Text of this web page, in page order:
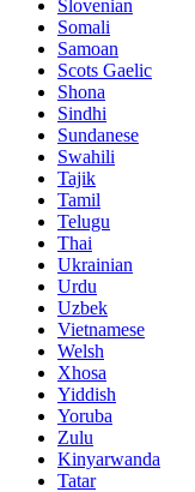
Slovenian
Somali
Samoan
Scots Gaelic
Shona
Sindhi
Sundanese
Swahili
Tajik
Tamil
Telugu
Thai
Ukrainian
Urdu
Uzbek
Vietnamese
Welsh
Xhosa
Yiddish
Yoruba
Zulu
Kinyarwanda
Tatar